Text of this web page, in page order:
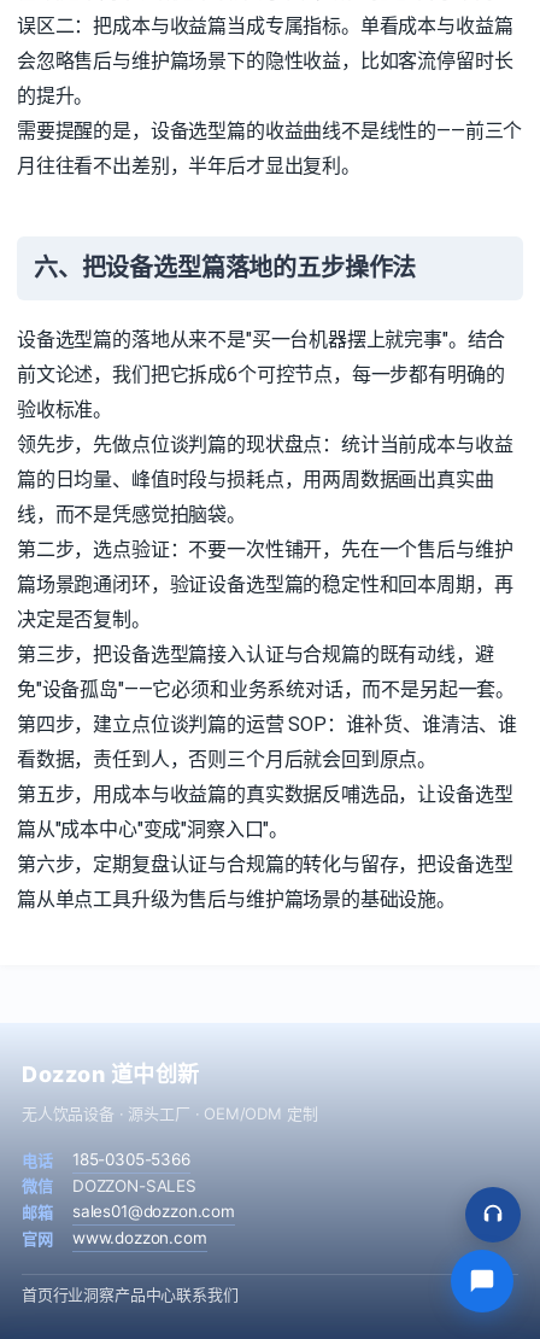
误区二：把成本与收益篇当成专属指标。单看成本与收益篇
会忽略售后与维护篇场景下的隐性收益，比如客流停留时长
的提升。
需要提醒的是，设备选型篇的收益曲线不是线性的——前三个
月往往看不出差别，半年后才显出复利。
六、把设备选型篇落地的五步操作法
设备选型篇的落地从来不是"买一台机器摆上就完事"。结合
前文论述，我们把它拆成6个可控节点，每一步都有明确的
验收标准。
领先步，先做点位谈判篇的现状盘点：统计当前成本与收益
篇的日均量、峰值时段与损耗点，用两周数据画出真实曲
线，而不是凭感觉拍脑袋。
第二步，选点验证：不要一次性铺开，先在一个售后与维护
篇场景跑通闭环，验证设备选型篇的稳定性和回本周期，再
决定是否复制。
第三步，把设备选型篇接入认证与合规篇的既有动线，避
免"设备孤岛"——它必须和业务系统对话，而不是另起一套。
第四步，建立点位谈判篇的运营 SOP：谁补货、谁清洁、谁
看数据，责任到人，否则三个月后就会回到原点。
第五步，用成本与收益篇的真实数据反哺选品，让设备选型
篇从"成本中心"变成"洞察入口"。
第六步，定期复盘认证与合规篇的转化与留存，把设备选型
篇从单点工具升级为售后与维护篇场景的基础设施。
Dozzon 道中创新
无人饮品设备 · 源头工厂 · OEM/ODM 定制
电话
185-0305-5366
微信
DOZZON-SALES
邮箱
sales01@dozzon.com
官网
www.dozzon.com
首页行业洞察产品中心联系我们